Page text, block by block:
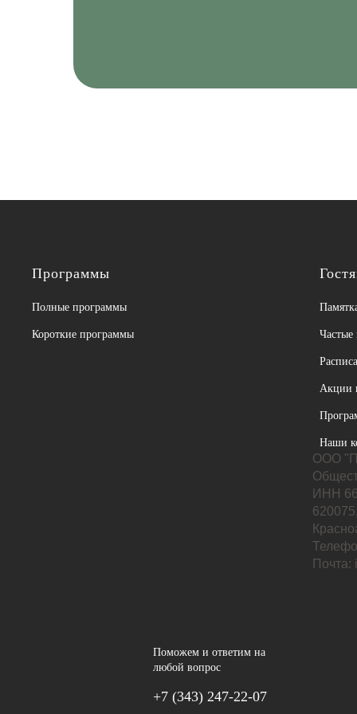
Программы
Полные программы
Короткие программы Частые
Акции
Наши
ООО
ИНН
Почта:
Поможем и ответим на
любой вопрос
+7 (343) 247-22-07